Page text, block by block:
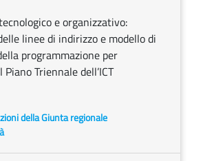
e organizzativo:
linee di indirizzo e modello di
programmazione per
Triennale dell’ICT
della Giunta regionale